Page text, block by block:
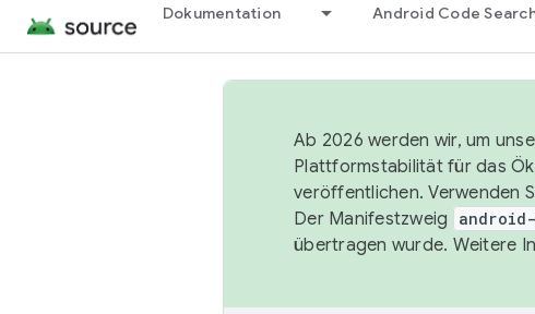
Dokumentation Android Code
Ab 2026 werden wir, um
Plattformstabilität für das
veröffentlichen. Verwenden
Der Manifestzweig
übertragen wurde. Weitere